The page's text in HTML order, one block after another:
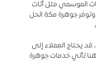
الموسمي مثل أثاث
جوهرة مكة الحل
قد يحتاج العملاء إلى
تأتي خدمات جوهرة